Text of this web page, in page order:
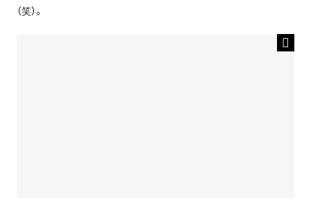
（笑）。